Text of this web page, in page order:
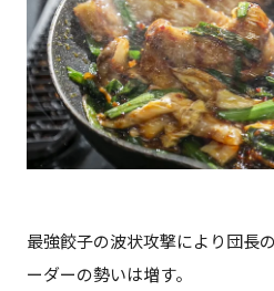
最強餃子の波状攻撃により団長
ーダーの勢いは増す。